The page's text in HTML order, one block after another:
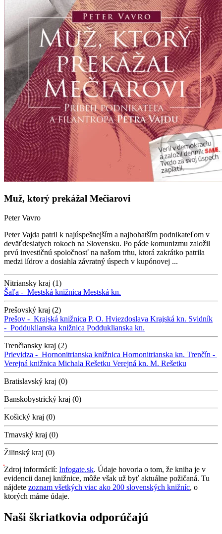
Muž, ktorý prekážal Mečiarovi
Peter Vavro
Peter Vajda patril k najúspešnejším a najbohatším podnikateľom v
deväťdesiatych rokoch na Slovensku. Po páde komunizmu založil
prvú investičnú spoločnosť na našom trhu, ktorá zakrátko patrila
medzi lídrov a dosiahla závratný úspech v kupónovej ...
Nitriansky kraj (1)
Šaľa - Mestská knižnica Mestská kn.
Prešovský kraj (2)
Prešov - Krajská knižnica P. O. Hviezdoslava Krajská kn. Svidník
- Podduklianska knižnica Podduklianska kn.
Trenčiansky kraj (2)
Prievidza - Hornonitrianska knižnica Hornonitrianska kn. Trenčín -
Verejná knižnica Michala Rešetku Verejná kn. M. Rešetku
Bratislavský kraj (0)
Banskobystrický kraj (0)
Košický kraj (0)
Trnavský kraj (0)
Žilinský kraj (0)
Zdroj informácií: Infogate.sk. Údaje hovoria o tom, že kniha je v
evidencii danej knižnice, môže však už byť aktuálne požičaná. Tu
nájdete zoznam všetkých viac ako 200 slovenských knižníc, o
ktorých máme údaje.
Naši škriatkovia odporúčajú